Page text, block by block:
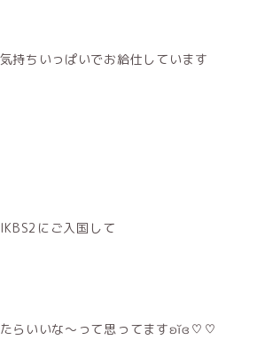
持ちいっぱいでお給仕しています
にご入国して
らいいな〜って思ってますʚĭɞ♡♡